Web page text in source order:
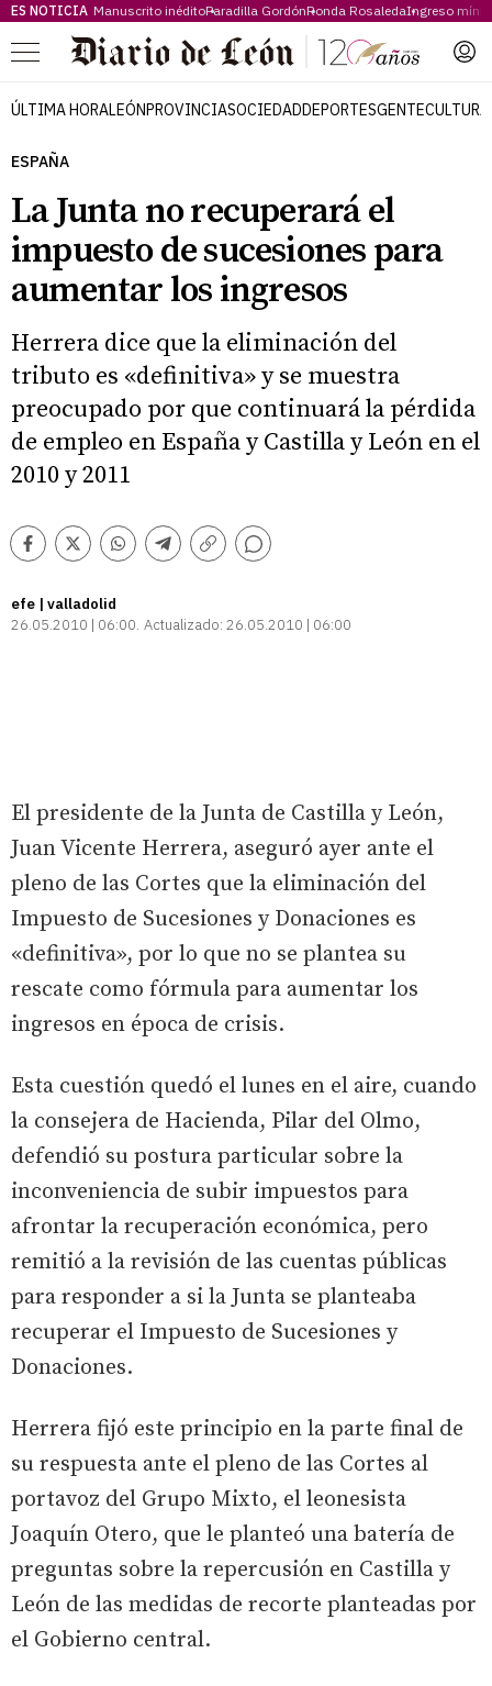
ES NOTICIA Manuscrito inéditoParadilla GordónRonda RosaledaIngreso
Menú
ÚLTIMA HORALEÓNPROVINCIASOCIEDADDEPORTESGENTECULTURA
ESPAÑA
La Junta no recuperará el
impuesto de sucesiones para
aumentar los ingresos
Herrera dice que la eliminación del
tributo es «definitiva» y se muestra
preocupado por que continuará la pérdida
de empleo en España y Castilla y León en el
2010 y 2011
Facebook
TwitterWhatsappTelegram
Copiar
Comentarios
efe | valladolid
26.05.2010 | 06:00 Actualizado: 26.05.2010 | 06:00
El presidente de la Junta de Castilla y León,
Juan Vicente Herrera, aseguró ayer ante el
pleno de las Cortes que la eliminación del
Impuesto de Sucesiones y Donaciones es
«definitiva», por lo que no se plantea su
rescate como fórmula para aumentar los
ingresos en época de crisis.
Esta cuestión quedó el lunes en el aire, cuando
la consejera de Hacienda, Pilar del Olmo,
defendió su postura particular sobre la
inconveniencia de subir impuestos para
afrontar la recuperación económica, pero
remitió a la revisión de las cuentas públicas
para responder a si la Junta se planteaba
recuperar el Impuesto de Sucesiones y
Donaciones.
Herrera fijó este principio en la parte final de
su respuesta ante el pleno de las Cortes al
portavoz del Grupo Mixto, el leonesista
Joaquín Otero, que le planteó una batería de
preguntas sobre la repercusión en Castilla y
León de las medidas de recorte planteadas por
el Gobierno central.